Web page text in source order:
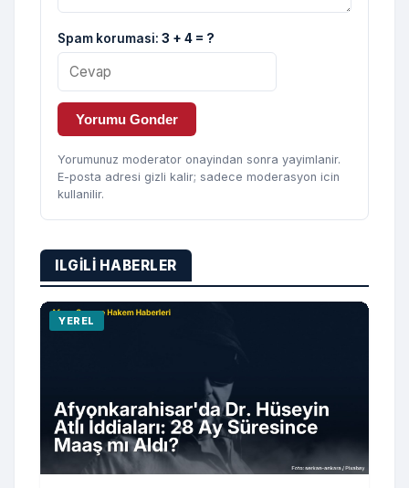
Spam korumasi: 3 + 4 = ?
Yorumu Gonder
Yorumunuz moderator onayindan sonra yayimlanir.
E-posta adresi gizli kalir; sadece moderasyon icin
kullanilir.
ILGILI HABERLER
YEREL